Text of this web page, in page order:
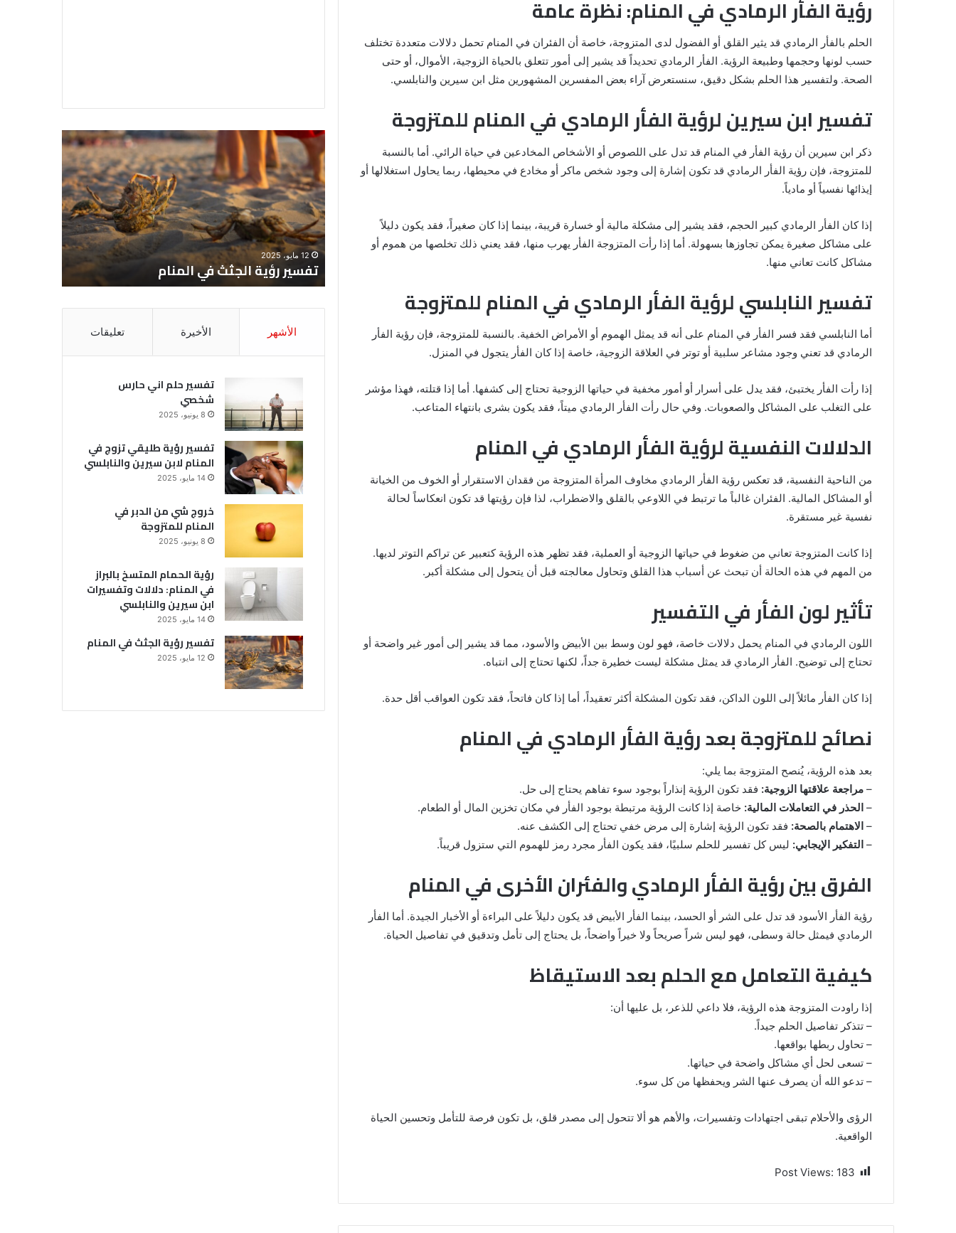
رؤية الفأر الرمادي في المنام: نظرة عامة
الحلم بالفأر الرمادي قد يثير القلق أو الفضول لدى المتزوجة، خاصة أن الفئران في المنام تحمل دلالات متعددة تختلف
حسب لونها وحجمها وطبيعة الرؤية. الفأر الرمادي تحديداً قد يشير إلى أمور تتعلق بالحياة الزوجية، الأموال، أو حتى
الصحة. ولتفسير هذا الحلم بشكل دقيق، سنستعرض آراء بعض المفسرين المشهورين مثل ابن سيرين والنابلسي.
تفسير ابن سيرين لرؤية الفأر الرمادي في المنام للمتزوجة
ذكر ابن سيرين أن رؤية الفأر في المنام قد تدل على اللصوص أو الأشخاص المخادعين في حياة الرائي. أما بالنسبة
للمتزوجة، فإن رؤية الفأر الرمادي قد تكون إشارة إلى وجود شخص ماكر أو مخادع في محيطها، ربما يحاول استغلالها أو
إيذائها نفسياً أو مادياً.
إذا كان الفأر الرمادي كبير الحجم، فقد يشير إلى مشكلة مالية أو خسارة قريبة، بينما إذا كان صغيراً، فقد يكون دليلاً
على مشاكل صغيرة يمكن تجاوزها بسهولة. أما إذا رأت المتزوجة الفأر يهرب منها، فقد يعني ذلك تخلصها من هموم أو
مشاكل كانت تعاني منها.
تفسير النابلسي لرؤية الفأر الرمادي في المنام للمتزوجة
أما النابلسي فقد فسر الفأر في المنام على أنه قد يمثل الهموم أو الأمراض الخفية. بالنسبة للمتزوجة، فإن رؤية الفأر
الرمادي قد تعني وجود مشاعر سلبية أو توتر في العلاقة الزوجية، خاصة إذا كان الفأر يتجول في المنزل.
إذا رأت الفأر يختبئ، فقد يدل على أسرار أو أمور مخفية في حياتها الزوجية تحتاج إلى كشفها. أما إذا قتلته، فهذا مؤشر
على التغلب على المشاكل والصعوبات. وفي حال رأت الفأر الرمادي ميتاً، فقد يكون بشرى بانتهاء المتاعب.
الدلالات النفسية لرؤية الفأر الرمادي في المنام
من الناحية النفسية، قد تعكس رؤية الفأر الرمادي مخاوف المرأة المتزوجة من فقدان الاستقرار أو الخوف من الخيانة
أو المشاكل المالية. الفئران غالباً ما ترتبط في اللاوعي بالقلق والاضطراب، لذا فإن رؤيتها قد تكون انعكاساً لحالة
نفسية غير مستقرة.
إذا كانت المتزوجة تعاني من ضغوط في حياتها الزوجية أو العملية، فقد تظهر هذه الرؤية كتعبير عن تراكم التوتر لديها.
من المهم في هذه الحالة أن تبحث عن أسباب هذا القلق وتحاول معالجته قبل أن يتحول إلى مشكلة أكبر.
تأثير لون الفأر في التفسير
اللون الرمادي في المنام يحمل دلالات خاصة، فهو لون وسط بين الأبيض والأسود، مما قد يشير إلى أمور غير واضحة أو
تحتاج إلى توضيح. الفأر الرمادي قد يمثل مشكلة ليست خطيرة جداً، لكنها تحتاج إلى انتباه.
إذا كان الفأر مائلاً إلى اللون الداكن، فقد تكون المشكلة أكثر تعقيداً، أما إذا كان فاتحاً، فقد تكون العواقب أقل حدة.
نصائح للمتزوجة بعد رؤية الفأر الرمادي في المنام
بعد هذه الرؤية، يُنصح المتزوجة بما يلي:
– مراجعة علاقتها الزوجية: فقد تكون الرؤية إنذاراً بوجود سوء تفاهم يحتاج إلى حل.
– الحذر في التعاملات المالية: خاصة إذا كانت الرؤية مرتبطة بوجود الفأر في مكان تخزين المال أو الطعام.
– الاهتمام بالصحة: فقد تكون الرؤية إشارة إلى مرض خفي تحتاج إلى الكشف عنه.
– التفكير الإيجابي: ليس كل تفسير للحلم سلبيًا، فقد يكون الفأر مجرد رمز للهموم التي ستزول قريباً.
الفرق بين رؤية الفأر الرمادي والفئران الأخرى في المنام
رؤية الفأر الأسود قد تدل على الشر أو الحسد، بينما الفأر الأبيض قد يكون دليلاً على البراءة أو الأخبار الجيدة. أما الفأر
الرمادي فيمثل حالة وسطى، فهو ليس شراً صريحاً ولا خيراً واضحاً، بل يحتاج إلى تأمل وتدقيق في تفاصيل الحياة.
كيفية التعامل مع الحلم بعد الاستيقاظ
إذا راودت المتزوجة هذه الرؤية، فلا داعي للذعر، بل عليها أن:
– تتذكر تفاصيل الحلم جيداً.
– تحاول ربطها بواقعها.
– تسعى لحل أي مشاكل واضحة في حياتها.
– تدعو الله أن يصرف عنها الشر ويحفظها من كل سوء.
الرؤى والأحلام تبقى اجتهادات وتفسيرات، والأهم هو ألا تتحول إلى مصدر قلق، بل تكون فرصة للتأمل وتحسين الحياة
الواقعية.
Post Views: 183
شي
في
للمتزوجة
8 يونيو، 2025
خروج شي من الدبر في المنام للمتزوجة
رؤية
الحمام
المتسخ
دلالات
وتفسيرات
رؤية الحمام المتسخ بالبراز في المنام:
تفسير
رؤية
الجثث
في
المنام
12 مايو، 2025
تفسير رؤية الجثث في المنام
تفسير
اني
حارس
شخصي
الأشهر الأخيرة تعليقات
تفسير حلم اني حارس
شخصي
8 يونيو، 2025
تفسير رؤية طليقي تزوج في
المنام لابن سيرين والنابلسي
14 مايو، 2025
خروج شي من الدبر في
المنام للمتزوجة
8 يونيو، 2025
رؤية الحمام المتسخ بالبراز
في المنام: دلالات وتفسيرات
ابن سيرين والنابلسي
14 مايو، 2025
تفسير رؤية الجثث في المنام
12 مايو، 2025